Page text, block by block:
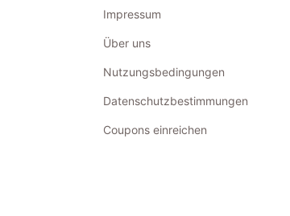
Impressum
Über uns
Nutzungsbedingungen
Datenschutzbestimmungen
Coupons einreichen